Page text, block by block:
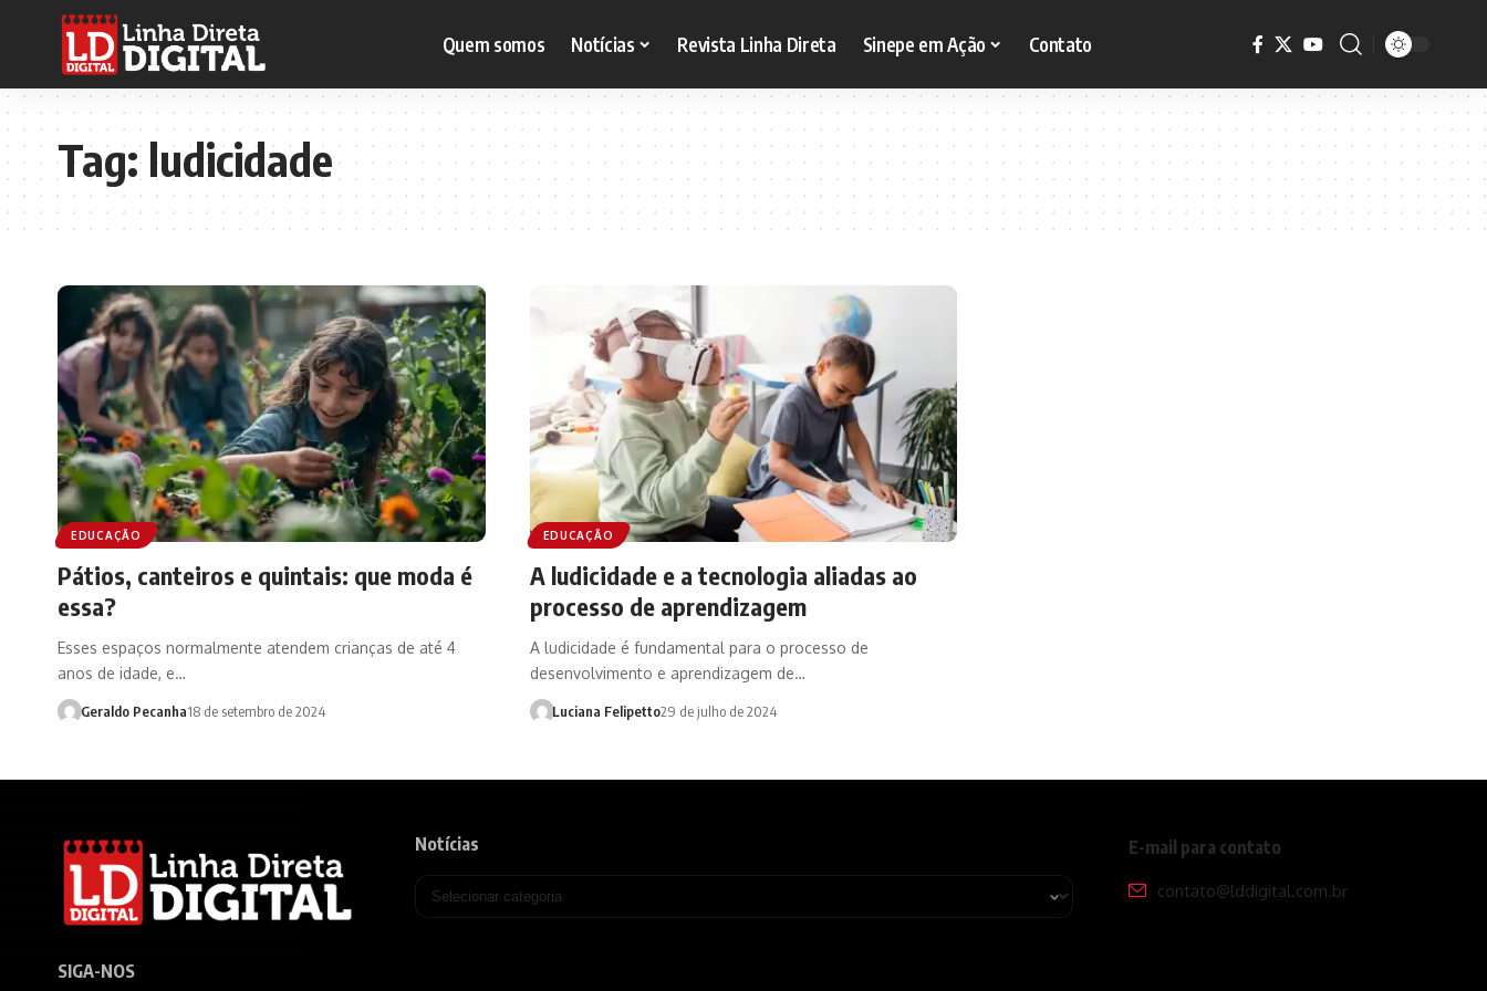
Quem somos Notícias Revista Linha Direta Sinepe em Ação Contato
Tag:ludicidade
EDUCAÇÃO
Pátios, canteiros e quintais: que moda é
essa?
Esses espaços normalmente atendem crianças de até 4
anos de idade, e…
Geraldo Pecanha18 de setembro de 2024
EDUCAÇÃO
A ludicidade e a tecnologia aliadas ao
processo de aprendizagem
A ludicidade é fundamental para o processo de
desenvolvimento e aprendizagem de…
Luciana Felipetto29 de julho de 2024
SIGA-NOS
Notícias E-mail para contato
contato@lddigital.com.br